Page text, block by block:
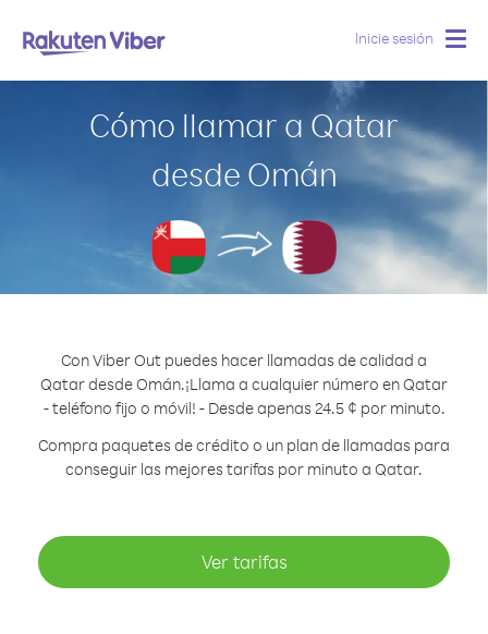
Inicie sesión
Cómo llamar a Qatar
desde Omán
Con Viber Out puedes hacer llamadas de calidad a
Qatar desde Omán.¡Llama a cualquier número en Qatar
- teléfono fijo o móvil! - Desde apenas 24.5 ¢ por minuto.
Compra paquetes de crédito o un plan de llamadas para
conseguir las mejores tarifas por minuto a Qatar.
Ver tarifas